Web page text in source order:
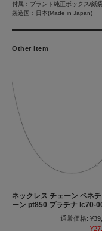
付属：ブランド純正ボックス/紙
製造国：日本(Made in Japan)
Other item
ネックレス チェーン ベネ
ーン pt850 プラチナ lc70-
通常価格: